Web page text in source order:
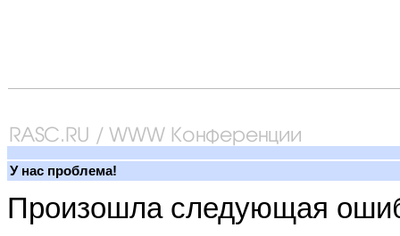
У нас проблема!
Произошла следующая